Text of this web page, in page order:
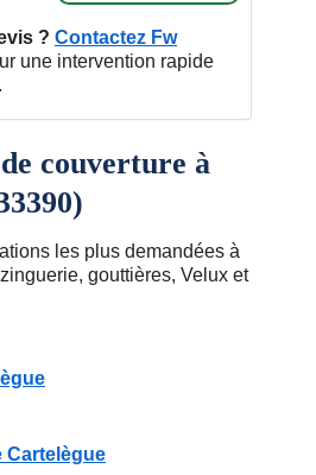
? Contactez Fw
une intervention rapide
couverture à
les plus demandées à
gouttières, Velux et
Cartelègue